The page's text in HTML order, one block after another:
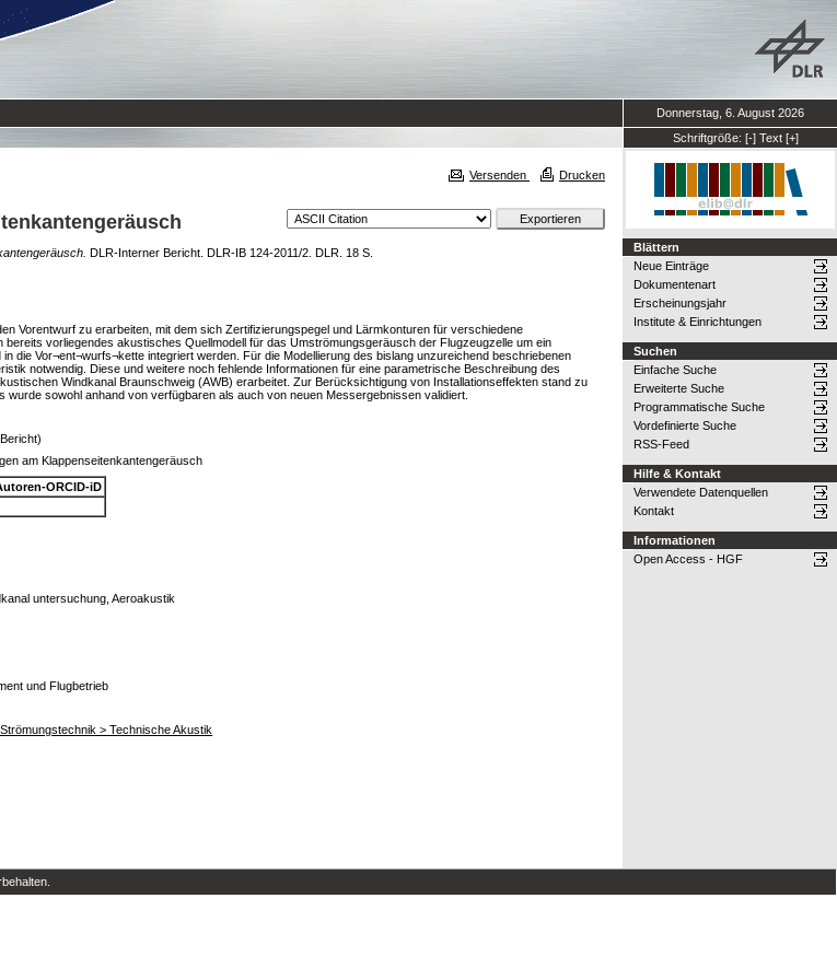
Donnerstag, 6. August 2026
Schriftgröße: [-] Text [+]
Versenden Drucken
DLR-Interner Bericht. DLR-IB 124-2011/2. DLR. 18 S.
Vorentwurf zu erarbeiten, mit dem sich Zertifizierungspegel und Lärmkonturen für verschiedene
vorliegendes akustisches Quellmodell für das Umströmungsgeräusch der Flugzeugzelle um ein
die Vor¬ent¬wurfs¬kette integriert werden. Für die Modellierung des bislang unzureichend beschriebenen
notwendig. Diese und weitere noch fehlende Informationen für eine parametrische Beschreibung des
Windkanal Braunschweig (AWB) erarbeitet. Zur Berücksichtigung von Installationseffekten stand zu
sowohl anhand von verfügbaren als auch von neuen Messergebnissen validiert.
am Klappenseitenkantengeräusch
ORCID-iD
untersuchung, Aeroakustik
und Flugbetrieb
> Technische Akustik
Blättern
Neue Einträge
Dokumentenart
Erscheinungsjahr
Institute & Einrichtungen
Suchen
Einfache Suche
Erweiterte Suche
Programmatische Suche
Vordefinierte Suche
RSS-Feed
Hilfe & Kontakt
Verwendete Datenquellen
Kontakt
Informationen
Open Access - HGF